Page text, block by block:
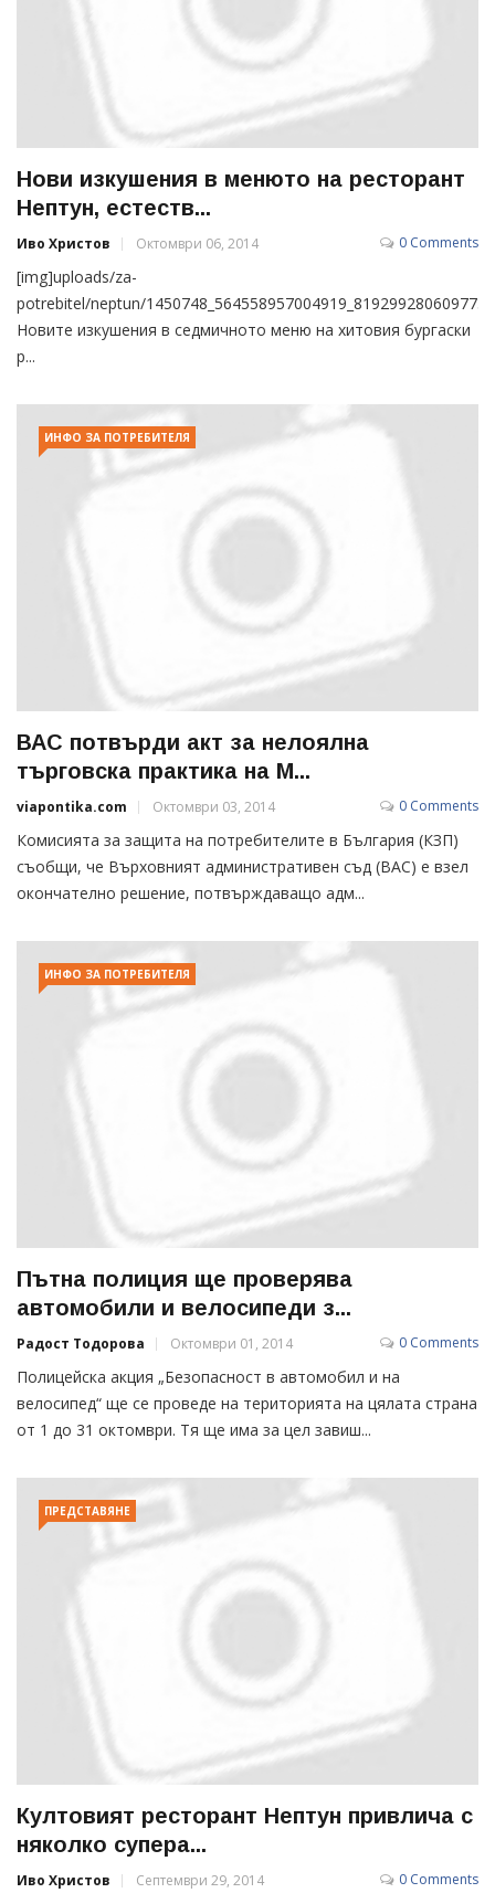
Нови изкушения в менюто на ресторант
Нептун, естеств...
Иво Христов Октомври 06, 2014 0 Comments
[img]uploads/za-
potrebitel/neptun/
Новите изкушения в седмичното меню на хитовия бургаски
р...
ИНФО ЗА ПОТРЕБИТЕЛЯ
ВАС потвърди акт за нелоялна
търговска практика на М...
viapontika.com Октомври 03, 2014 0 Comments
Комисията за защита на потребителите в България (КЗП)
съобщи, че Върховният административен съд (ВАС) е взел
окончателно решение, потвърждаващо адм...
ИНФО ЗА ПОТРЕБИТЕЛЯ
Пътна полиция ще проверява
автомобили и велосипеди з...
Радост Тодорова Октомври 01, 2014 0 Comments
Полицейска акция „Безопасност в автомобил и на
велосипед“ ще се проведе на територията на цялата страна
от 1 до 31 октомври. Тя ще има за цел завиш...
ПРЕДСТАВЯНЕ
Култовият ресторант Нептун привлича с
няколко супера...
Иво Христов Септември 29, 2014 0 Comments